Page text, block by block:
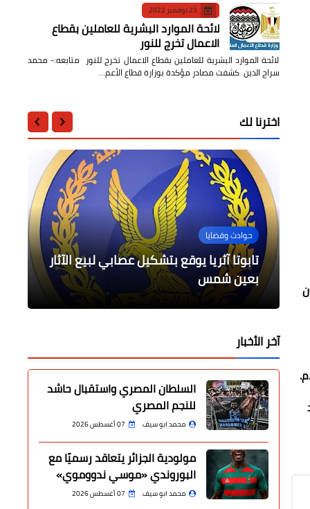
23 نوفمبر 2022
لائحة الموارد البشرية للعاملين بقطاع
الاعمال تخرج للنور
لائحة الموارد البشرية للعاملين بقطاع الاعمال تخرج للنور متابعه:- محمد
سراج الدين كشفت مصادر مؤكدة بوزارة قطاع الأعم…
اخترنا لك
حوادث وقضايا
تابوتا آثريا يوقع بتشكيل عصابي لبيع الآثار
بعين شمس
حوادث وقضايا
مصرع سائق انقلب عليه جرار زراعى
بكفرالشيخ
محافظات
بالصور إزالات لمحلات مقامة بالمخالفة
بالبراجيل
أخبار مصر
وزير التعليم العالي يتفقد المنشآت
الجديدة بالجامعة المصرية اليابانية
للعلوم والتكنولوجيا
أخبار مصر
خطة إستراتيجية وضعتها الشركة
المصرية ‏السودانية للتعاون خلال الخمس
سنوات القادمة.‏
آخر الأخبار
السلطان المصري واستقبال حاشد
للنجم المصري
محمد ابو سيف 07 أغسطس 2026
مولودية الجزائر يتعاقد رسميًا مع
البوروندي «موسي ندووموي»
محمد ابو سيف 07 أغسطس 2026